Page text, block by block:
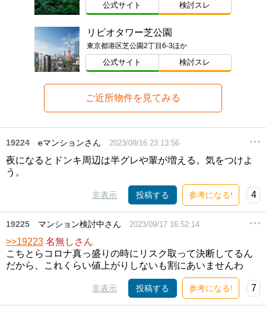
公式サイト 検討スレ
リビオタワー芝公園
東京都港区芝公園2丁目6-3ほか
公式サイト 検討スレ
ご近所物件を見てみる
19224 eマンションさん 2023/09/16 23:13:56
夜になるとドンキ周辺は半グレや輩が増える。気をつけよ
う。
非表示 投稿する 参考になる! 4
19225 マンション検討中さん 2023/09/17 16:52:14
>>19223 名無しさん
こちとらコロナ真っ盛りの時にリスク取って決断してるん
だから、これくらい値上がりしないも割にあいませんわ
非表示 投稿する 参考になる! 7